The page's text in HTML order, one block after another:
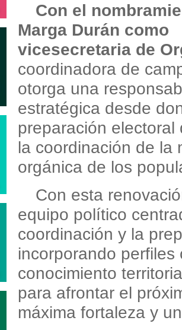
Con el
Marga Durán como
vicesecretaria de
coordinadora de
otorga una
estratégica desde
preparación electoral
la coordinación de la
orgánica de los
Con esta
equipo político
coordinación y la
incorporando
conocimiento
para afrontar el
máxima fortaleza y